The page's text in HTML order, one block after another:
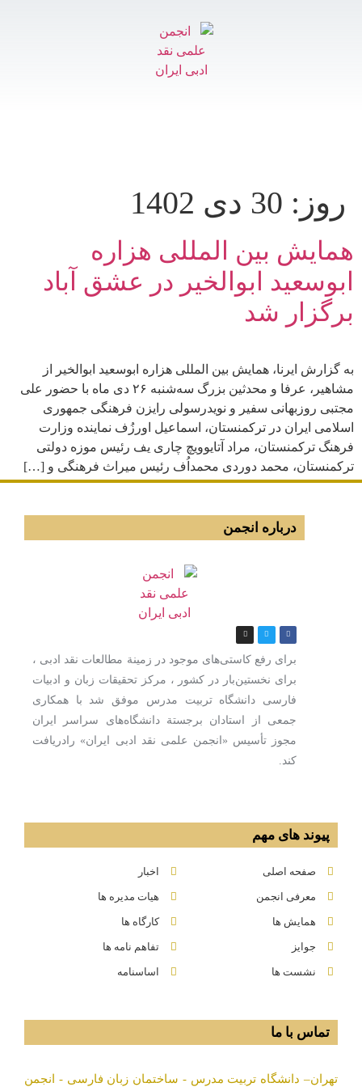
روز: 30 دی 1402
همایش بین المللی هزاره
ابوسعید ابوالخیر در عشق آباد
برگزار شد
به گزارش ایرنا، همایش بین المللی هزاره ابوسعید ابوالخیر از
مشاهیر، عرفا و محدثین بزرگ سه‌شنبه ۲۶ دی ماه با حضور علی
مجتبی روزبهانی سفیر و نویدرسولی رایزن فرهنگی جمهوری
اسلامی ایران در ترکمنستان، اسماعیل اورزُف نماینده وزارت
فرهنگ ترکمنستان، مراد آتایوویچ چاری یف رئیس موزه دولتی
ترکمنستان، محمد دوردی محمداُف رئیس میراث فرهنگی و […]
درباره انجمن
برای رفع كاستی‌های موجود در زمینة مطالعات نقد ادبی ،
برای نخستین‌بار در كشور ، مركز تحقیقات زبان و ادبیات
فارسی دانشگاه تربیت مدرس موفق شد با همكاری
جمعی از استادان برجستة دانشگاه‌های سراسر ایران
مجوز تأسیس «انجمن علمی نقد ادبی ایران» رادریافت
كند.
پیوند های مهم
صفحه اصلی
معرفی انجمن
همایش ها
جوایز
نشست ها
اخبار
هیات مدیره ها
کارگاه ها
تفاهم نامه ها
اساسنامه
تماس با ما
تهران– دانشگاه تربیت مدرس - ساختمان زبان فارسی - انجمن